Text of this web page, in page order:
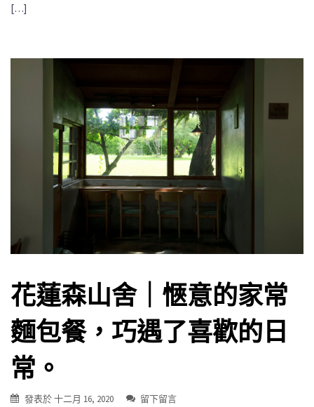
[…]
花蓮森山舍｜愜意的家常
麵包餐，巧遇了喜歡的日
常。
發表於十二月 16, 2020
留下留言